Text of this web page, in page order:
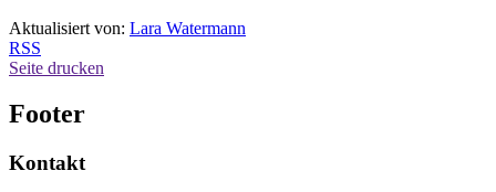
Aktualisiert von: Lara Watermann
RSS
Seite drucken
Footer
Kontakt